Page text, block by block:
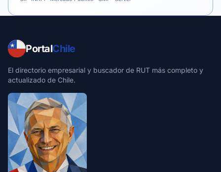
PortalChile
El directorio empresarial y buscador de RUT más completo y
actualizado de Chile.